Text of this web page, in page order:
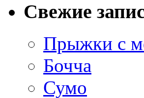
Свежие
Прыжки с
Бочча
Сумо